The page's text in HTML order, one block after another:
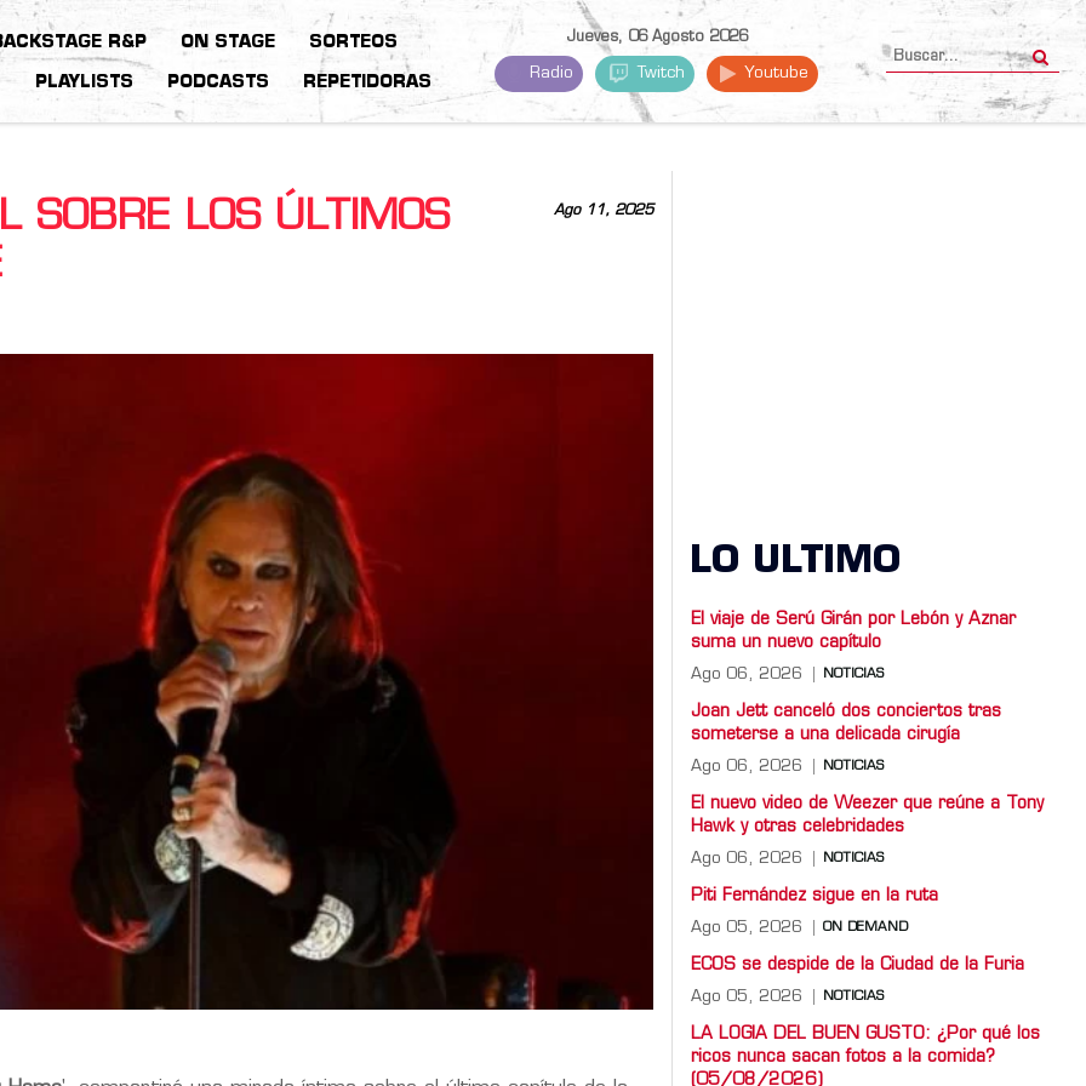
R&P ON STAGE SORTEOS
PLAYLISTS PODCASTS REPETIDORAS
Jueves, 06 Agosto 2026
Radio Twitch Youtube
Ago 11, 2025
SOBRE LOS ÚLTIMOS
LO ULTIMO
El viaje de Serú Girán por Lebón y Aznar
suma un nuevo capítulo
Ago 06, 2026 NOTICIAS
Joan Jett canceló dos conciertos tras
someterse a una delicada cirugía
Ago 06, 2026 NOTICIAS
El nuevo video de Weezer que reúne a Tony
Hawk y otras celebridades
Ago 06, 2026 NOTICIAS
Piti Fernández sigue en la ruta
Ago 05, 2026 ON DEMAND
ECOS se despide de la Ciudad de la Furia
Ago 05, 2026 NOTICIAS
LA LOGIA DEL BUEN GUSTO: ¿Por qué los
ricos nunca sacan fotos a la comida?
(05/08/2026)